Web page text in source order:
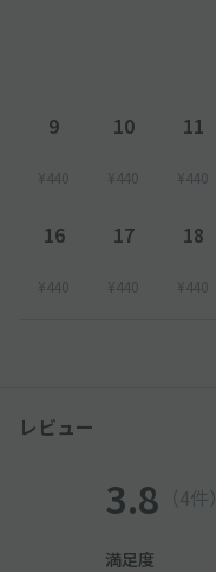
9
¥440
10
¥440
11
¥440
16
¥440
17
¥440
18
¥440
レビュー
3.8 （4件）
満足度